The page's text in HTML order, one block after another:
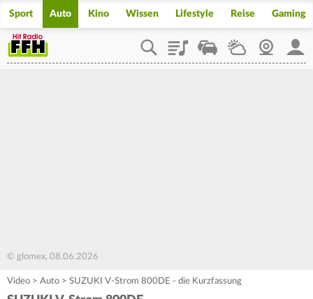
Sport Auto Kino Wissen Lifestyle Reise Gaming
PlaylistStaupilotWetterWebcam
© glomex, 08.06.2026
Video > Auto > SUZUKI V-Strom 800DE - die Kurzfassung